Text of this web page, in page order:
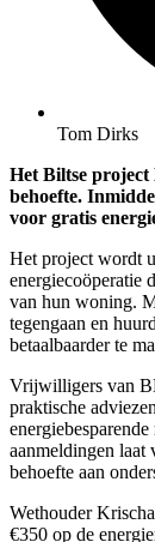
Tom Dirks
Het Biltse project
behoefte.
voor gratis
Het project wordt
energiecoöperatie
van hun woning.
tegengaan en
betaalbaarder te
Vrijwilligers van
praktische
aanmeldingen laat
behoefte aan
Wethouder
€350 op de